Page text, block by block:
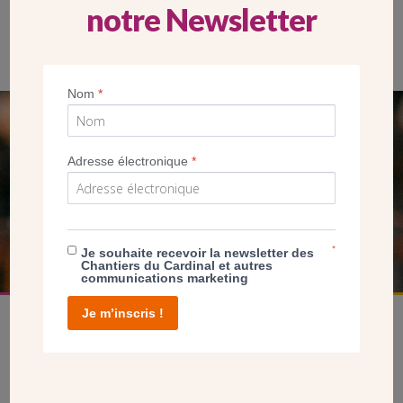
SEUL VOTRE DON
NOUS PERMET D’AGIR
FAIRE UN DON
notre Newsletter
Nom*
Adresse électronique*
Je souhaite recevoir la newsletter des
Chantiers du Cardinal et autres
communications marketing
*
Je m’inscris !